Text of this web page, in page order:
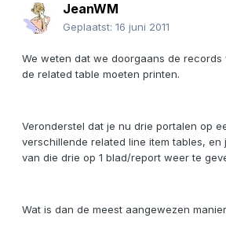
JeanWM
Geplaatst: 16 juni 2011
We weten dat we doorgaans de
de related table moeten printen.
Veronderstel dat je nu drie portalen op
verschillende related line item tables, en
van die drie op 1 blad/report weer te
Wat is dan de meest aangewezen